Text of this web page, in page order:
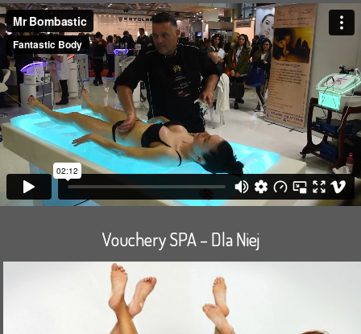
Vouchery SPA – Dla Niej